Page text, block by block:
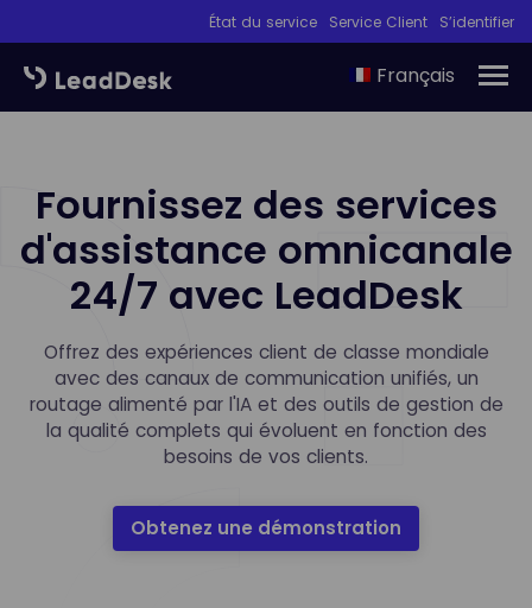
État du service Service Client S’identifier
Français
Fournissez des services
d'assistance omnicanale
24/7 avec LeadDesk
Offrez des expériences client de classe mondiale
avec des canaux de communication unifiés, un
routage alimenté par l'IA et des outils de gestion de
la qualité complets qui évoluent en fonction des
besoins de vos clients.
Obtenez une démonstration